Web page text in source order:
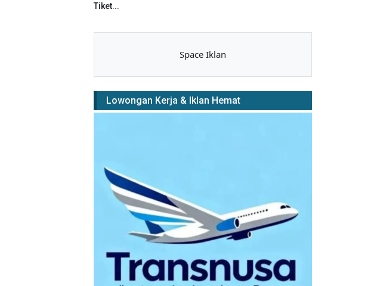
Tiket...
Space Iklan
Lowongan Kerja & Iklan Hemat